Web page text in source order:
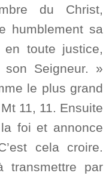
du Christ,
humblement sa
toute justice,
son Seigneur. »
le plus grand
11, 11. Ensuite
foi et annonce
cela croire.
par